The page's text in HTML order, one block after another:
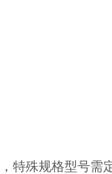
特殊规格型号需